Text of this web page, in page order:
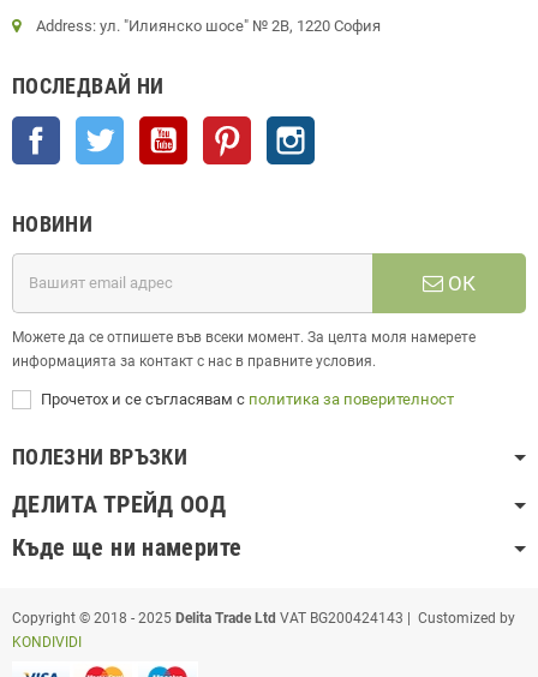
Address: ул. "Илиянско шосе" № 2В, 1220 София
ПОСЛЕДВАЙ НИ
Facebook Twitter YouTube Pinterest
НОВИНИ
ОК
Можете да се отпишете във всеки момент. За целта моля намерете
информацията за контакт с нас в правните условия.
Прочетох и се съгласявам с политика за поверителност
ПОЛЕЗНИ ВРЪЗКИ
ДЕЛИТА ТРЕЙД ООД
Къде ще ни намерите
Copyright © 2018 - 2025 Delita Trade Ltd VAT BG200424143 | Customized by
KONDIVIDI